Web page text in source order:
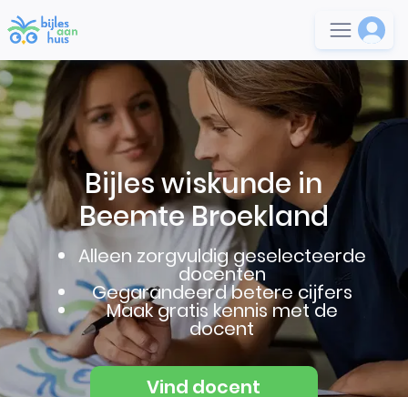
Bijles wiskunde in
Beemte Broekland
Alleen zorgvuldig geselecteerde
docenten
Gegarandeerd betere cijfers
Maak gratis kennis met de
docent
Vind docent